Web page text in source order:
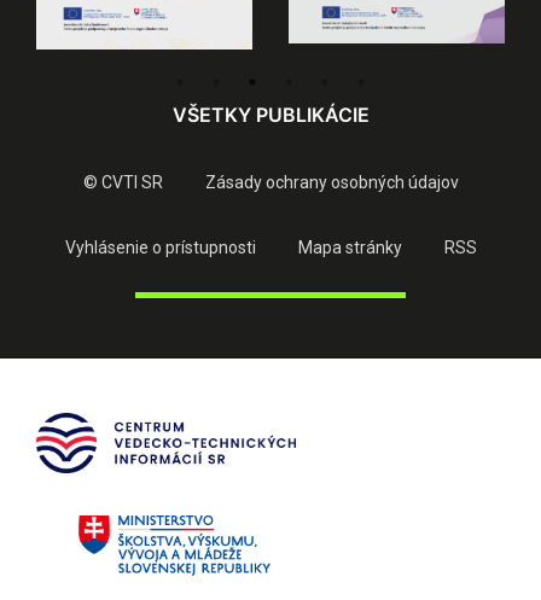
VŠETKY PUBLIKÁCIE
© CVTI SR Zásady ochrany osobných údajov
Vyhlásenie o prístupnosti Mapa stránky RSS